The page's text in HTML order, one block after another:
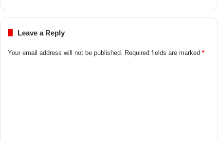
Leave a Reply
Your email address will not be published. Required fields are marked *